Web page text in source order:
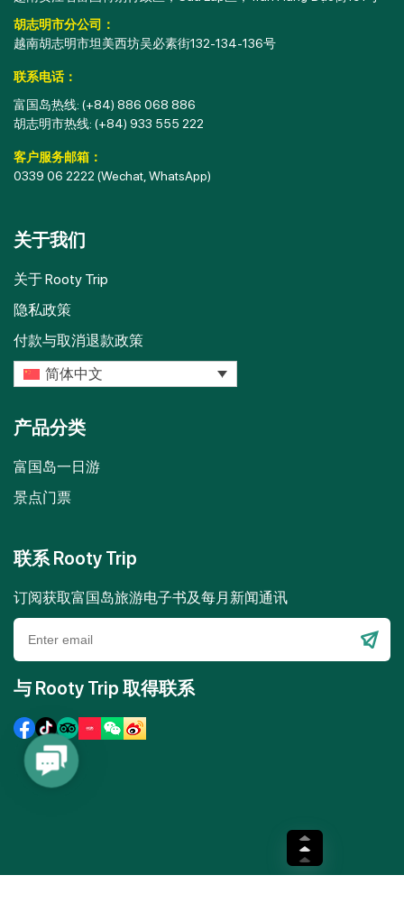
胡志明市分公司：
越南胡志明市坦美西坊吴必素街132-134-136号
联系电话：
富国岛热线: (+84) 886 068 886
胡志明市热线: (+84) 933 555 222
客户服务邮箱：
0339 06 2222 (Wechat, WhatsApp)
关于我们
关于 Rooty Trip
隐私政策
付款与取消退款政策
简体中文
产品分类
富国岛一日游
景点门票
联系 Rooty Trip
订阅获取富国岛旅游电子书及每月新闻通讯
Please
与 Rooty Trip 取得联系
Contact
Us